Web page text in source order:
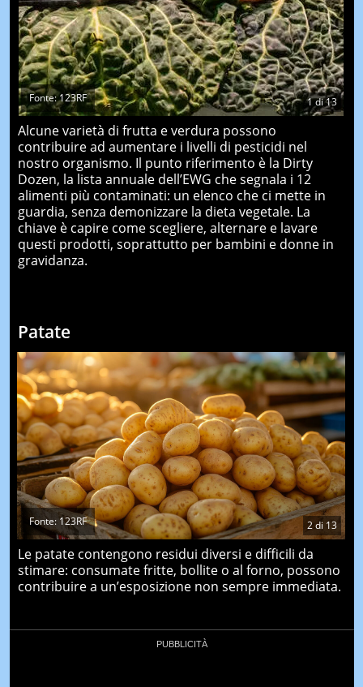
1di13
Fonte: 123RF
Alcune varietà di frutta e verdura possono
contribuire ad aumentare i livelli di pesticidi nel
nostro organismo. Il punto riferimento è la Dirty
Dozen, la lista annuale dell’EWG che segnala i 12
alimenti più contaminati: un elenco che ci mette in
guardia, senza demonizzare la dieta vegetale. La
chiave è capire come scegliere, alternare e lavare
questi prodotti, soprattutto per bambini e donne in
gravidanza.
Patate
2di 13
Fonte: 123RF
Le patate contengono residui diversi e difficili da
stimare: consumate fritte, bollite o al forno, possono
contribuire a un’esposizione non sempre immediata.